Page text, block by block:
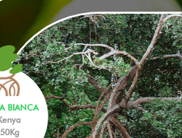
BIANCA